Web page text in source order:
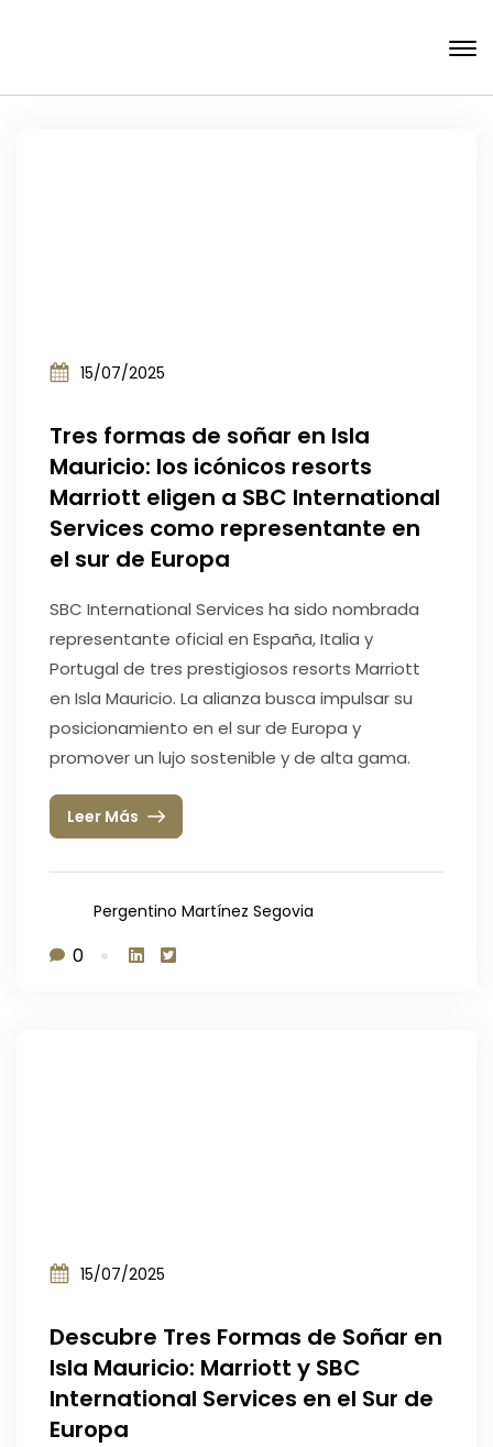
15/07/2025
Tres formas de soñar en Isla
Mauricio: los icónicos resorts
Marriott eligen a SBC International
Services como representante en
el sur de Europa
SBC International Services ha sido nombrada
representante oficial en España, Italia y
Portugal de tres prestigiosos resorts Marriott
en Isla Mauricio. La alianza busca impulsar su
posicionamiento en el sur de Europa y
promover un lujo sostenible y de alta gama.
Leer Más
Pergentino Martínez Segovia
0
15/07/2025
Descubre Tres Formas de Soñar en
Isla Mauricio: Marriott y SBC
International Services en el Sur de
Europa